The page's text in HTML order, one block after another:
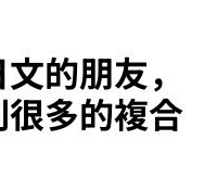
的朋友，
多的複合